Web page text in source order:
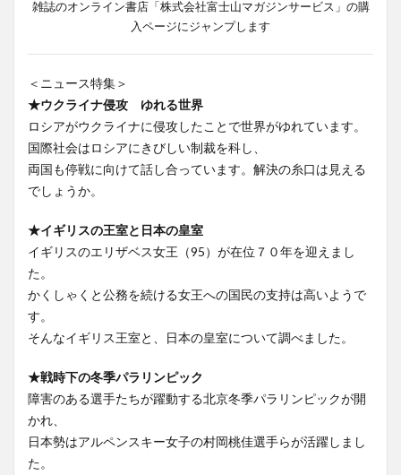
雑誌のオンライン書店「株式会社富士山マガジンサービス」の購
入ページにジャンプします
＜ニュース特集＞
★ウクライナ侵攻 ゆれる世界
ロシアがウクライナに侵攻したことで世界がゆれています。
国際社会はロシアにきびしい制裁を科し、
両国も停戦に向けて話し合っています。解決の糸口は見える
でしょうか。
★イギリスの王室と日本の皇室
イギリスのエリザベス女王（95）が在位７０年を迎えまし
た。
かくしゃくと公務を続ける女王への国民の支持は高いようで
す。
そんなイギリス王室と、日本の皇室について調べました。
★戦時下の冬季パラリンピック
障害のある選手たちが躍動する北京冬季パラリンピックが開
かれ、
日本勢はアルペンスキー女子の村岡桃佳選手らが活躍しまし
た。